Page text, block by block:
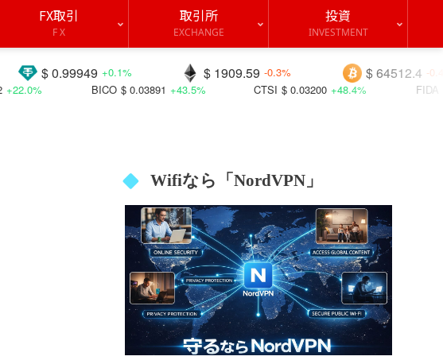
FX取引
F X
取引所
EXCHANGE
投資
INVESTMENT
$ 64512.4 -0.4%
$ 1909.59 -0.3%
$ 0.99949 +0.1%
CTSI
$ 0.03200 +48.4%
BICO $ 0.03891 +43.5% FIDA $ 0.01844 -
Wifiなら「NordVPN」